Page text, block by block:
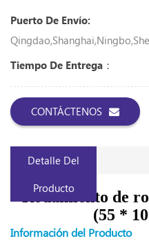
Puerto De Envío:
Tiempo De Entrega：
CONTÁCTENOS
Detalle Del
Producto
Rodamiento de
(55 *
Información del Producto